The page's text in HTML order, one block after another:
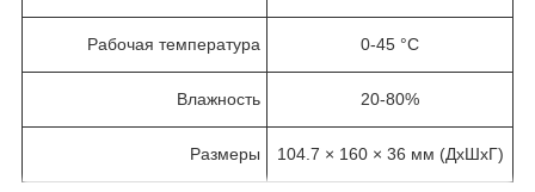
Рабочая температура 0-45 °C
Влажность 20-80%
Размеры 104.7 × 160 × 36 мм (ДхШхГ)